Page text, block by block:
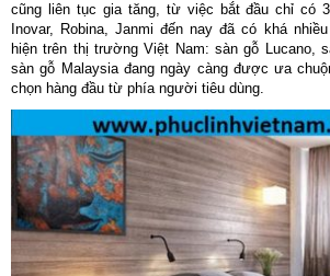
cũng liên tục gia tăng, từ việc bắt đầu chỉ có
Inovar, Robina, Janmi đến nay đã có khá
hiện trên thị trường Việt Nam: sàn gỗ Lucano,
sàn gỗ Malaysia đang ngày càng được ưa
chọn hàng đầu từ phía người tiêu dùng.